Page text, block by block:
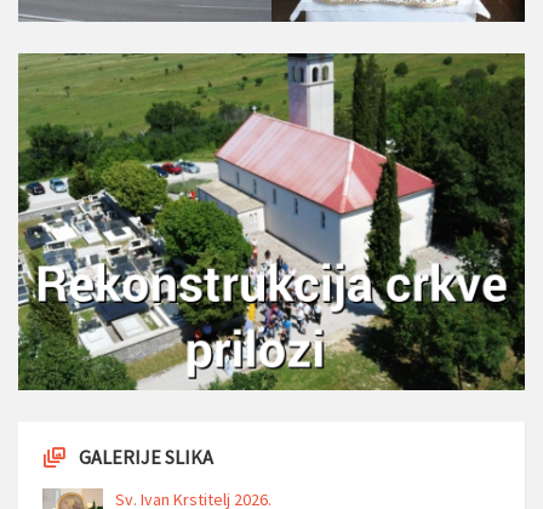
GALERIJE SLIKA
Sv. Ivan Krstitelj 2026.